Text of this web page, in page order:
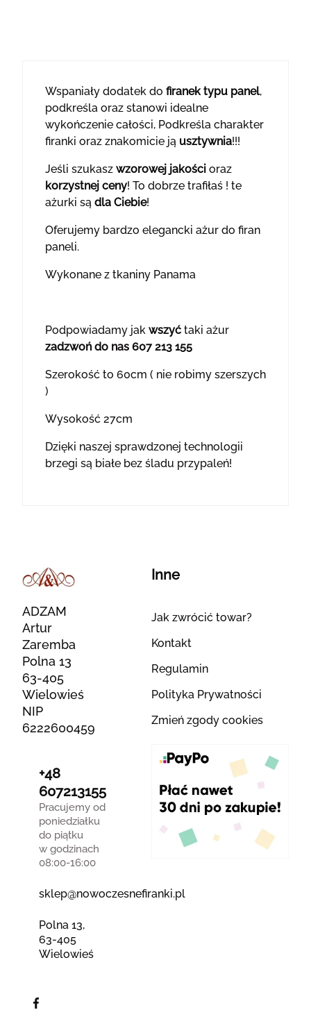
Wspaniały dodatek do firanek typu panel,
podkreśla oraz stanowi idealne
wykończenie całości, Podkreśla charakter
firanki oraz znakomicie ją usztywnia!!!
Jeśli szukasz wzorowej jakości oraz
korzystnej ceny! To dobrze trafiłaś ! te
ażurki są dla Ciebie!
Oferujemy bardzo elegancki ażur do firan
paneli.
Wykonane z tkaniny Panama
Podpowiadamy jak wszyć taki ażur
zadzwoń do nas 607 213 155
Szerokość to 60cm ( nie robimy szerszych
)
Wysokość 27cm
Dzięki naszej sprawdzonej technologii
brzegi są białe bez śladu przypaleń!
ADZAM
Artur
Zaremba
Polna 13
63-405
Wielowieś
NIP
6222600459
+48
607213155
Pracujemy od
poniedziałku
do piątku
w godzinach
08:00-16:00
sklep@nowoczesnefiranki.pl
Polna 13,
63-405
Wielowieś
Inne
Jak zwrócić towar?
Kontakt
Regulamin
Polityka Prywatności
Zmień zgody cookies